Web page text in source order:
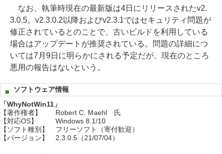
なお、執筆時現在の最新版は4日にリリースされたv2.
3.0.5。v2.3.0.2以降およびv2.3.1ではセキュリティ問題が
修正されているとのことで、古いビルドを利用している
場合はアップデートが推奨されている。問題の詳細につ
いては7月9日に明らかにされる予定だが、現在のところ
悪用の報告はないという。
ソフトウェア情報
「WhyNotWin11」
【著作権者】
Robert C. Maehl 氏
【対応OS】
Windows 8.1/10
【ソフト種別】
フリーソフト（寄付歓迎）
【バージョン】
2.3.0.5（21/07/04）